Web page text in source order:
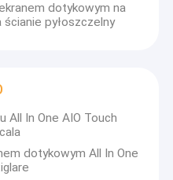
dotykowym na
pyłoszczelny
In One AIO Touch
dotykowym All In One